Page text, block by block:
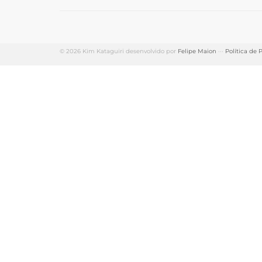
© 2026 Kim Kataguiri desenvolvido por Felipe Maion ··· Política de